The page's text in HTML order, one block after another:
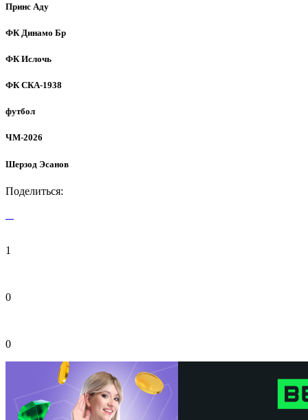
Принс Аду
ФК Динамо Бр
ФК Ислочь
ФК СКА-1938
футбол
ЧМ-2026
Шерзод Эсанов
Поделиться:
1
0
0